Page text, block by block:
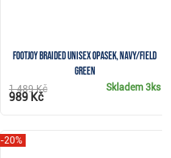
FootJoy Braided unisex opasek, navy/field
green
Skladem3ks
1 489 Kč
989 Kč
-20%